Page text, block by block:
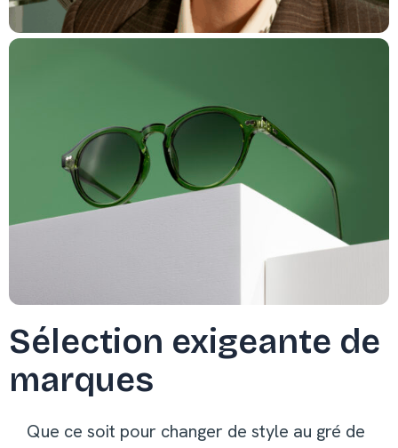
Sélection exigeante de
marques
Que ce soit pour changer de style au gré de